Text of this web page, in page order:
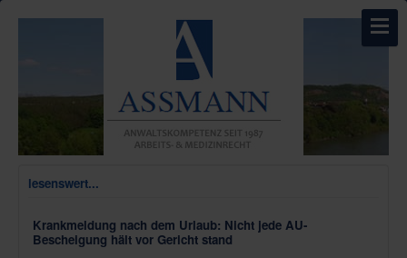
lesenswert...
Krankmeldung nach dem Urlaub: Nicht jede AU-
Bescheigung hält vor Gericht stand